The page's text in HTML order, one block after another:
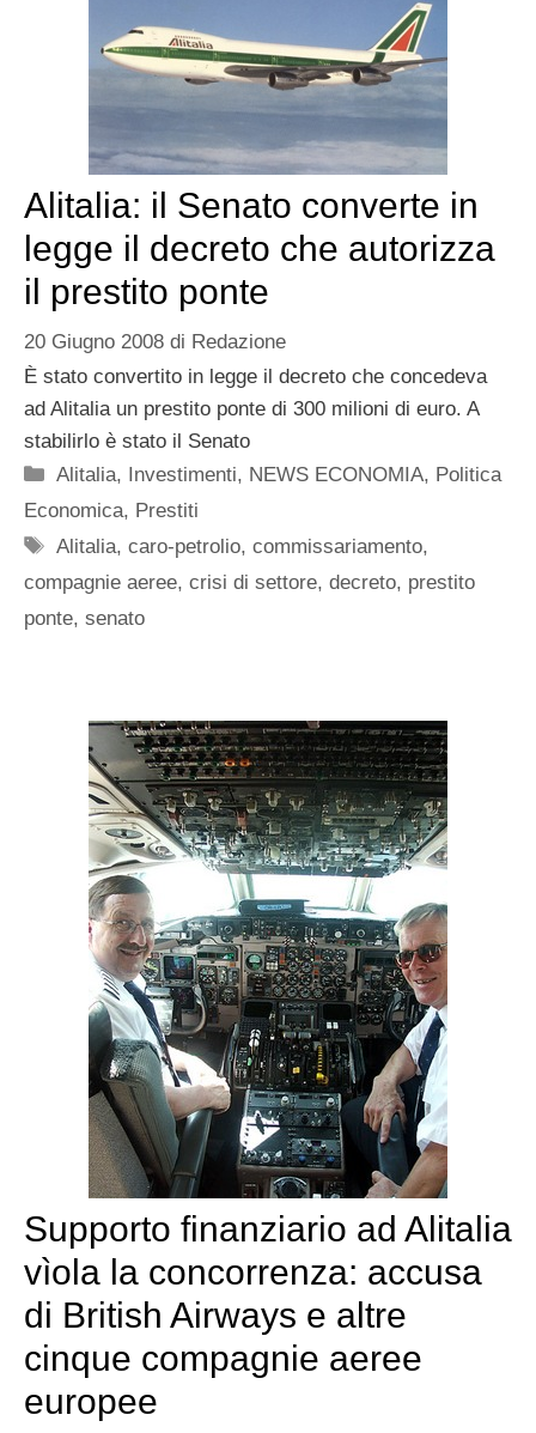
Alitalia: il Senato converte in
legge il decreto che autorizza
il prestito ponte
20 Giugno 2008 di Redazione
È stato convertito in legge il decreto che concedeva
ad Alitalia un prestito ponte di 300 milioni di euro. A
stabilirlo è stato il Senato
Categorie
Alitalia, Investimenti, NEWS ECONOMIA, Politica
Economica, Prestiti
Tag
Alitalia,caro-petrolio,commissariamento,
compagnie aeree, crisi di settore, decreto, prestito
ponte, senato
Supporto finanziario ad Alitalia
vìola la concorrenza: accusa
di British Airways e altre
cinque compagnie aeree
europee